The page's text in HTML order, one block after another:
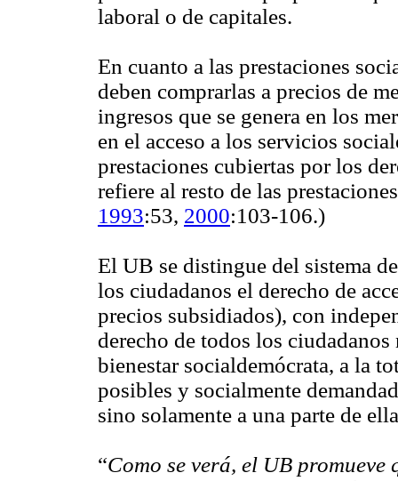
laboral o de capitales.
En cuanto a las prestaciones
deben comprarlas a precios de
ingresos que se genera en los
en el acceso a los servicios
prestaciones cubiertas por los
refiere al resto de las prestaciones
1993:53, 2000:103-106.)
El UB se distingue del sistema
los ciudadanos el derecho de
precios subsidiados), con
derecho de todos los
bienestar socialdemócrata, a la
posibles y socialmente
sino solamente a una parte de
“Como se verá, el UB